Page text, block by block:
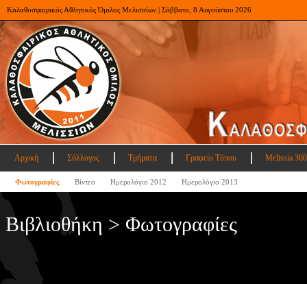
Καλαθοσφαιρικός Αθλητικός Όμιλος Μελισσίων | Σάββατο, 8 Αυγούστου 2026
Αρχική Σύλλογος Τμήματα Γραφείο Τύπου Melissia
Φωτογραφίες Βίντεο Ημερολόγιο 2012 Ημερολόγιο 2013
Βιβλιοθήκη > Φωτογραφίες